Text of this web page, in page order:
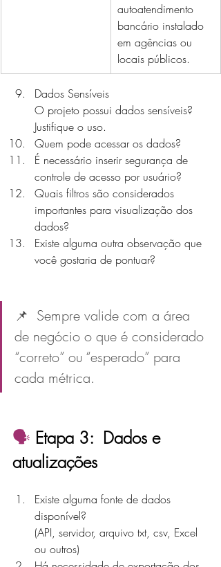
autoatendimento
bancário instalado
em agências ou
locais públicos.
Dados Sensíveis
O projeto possui dados sensíveis?
Justifique o uso.
Quem pode acessar os dados?
É necessário inserir segurança de
controle de acesso por usuário?
Quais filtros são considerados
importantes para visualização dos
dados?
Existe alguma outra observação que
você gostaria de pontuar?
📌  Sempre valide com a área
de negócio o que é considerado
“correto” ou “esperado” para
cada métrica.
🗣️ Etapa 3:  Dados e
atualizações
Existe alguma fonte de dados
disponível?
(API, servidor, arquivo txt, csv, Excel
ou outros)